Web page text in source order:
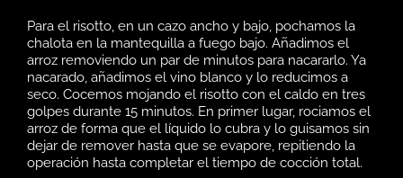
Para el risotto, en un cazo ancho y bajo, pochamos la
chalota en la mantequilla a fuego bajo. Añadimos el
arroz removiendo un par de minutos para nacararlo. Ya
nacarado, añadimos el vino blanco y lo reducimos a
seco. Cocemos mojando el risotto con el caldo en tres
golpes durante 15 minutos. En primer lugar, rociamos el
arroz de forma que el líquido lo cubra y lo guisamos sin
dejar de remover hasta que se evapore, repitiendo la
operación hasta completar el tiempo de cocción total.